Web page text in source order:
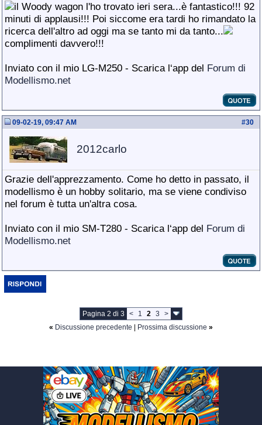
il Woody wagon l'ho trovato ieri sera...è fantastico!!! 92
minuti di applausi!!! Poi siccome era tardi ho rimandato la
ricerca dell'altro ad oggi ma se tanto mi da tanto...
complimenti davvero!!!
Inviato con il mio LG-M250 - Scarica l‘app del Forum di
Modellismo.net
#30
09-02-19, 09:47 AM
2012carlo
Grazie dell'apprezzamento. Come ho detto in passato, il
modellismo è un hobby solitario, ma se viene condiviso
nel forum è tutta un'altra cosa.
Inviato con il mio SM-T280 - Scarica l‘app del Forum di
Modellismo.net
Pagina 2 di 3 < 1 2 3
>
« Discussione precedente Prossima discussione »